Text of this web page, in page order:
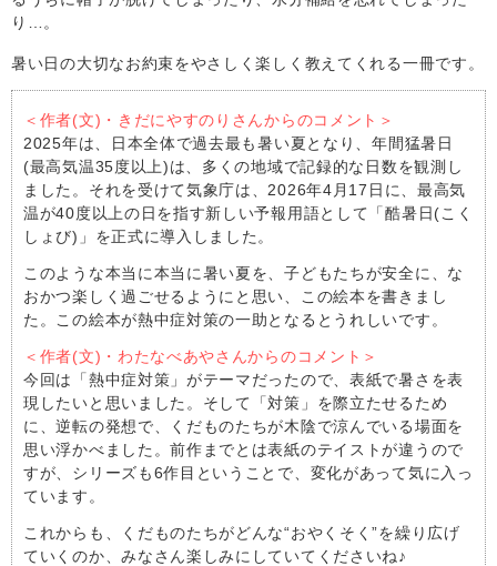
り…。
暑い日の大切なお約束をやさしく楽しく教えてくれる一冊です。
＜作者(文)・きだにやすのりさんからのコメント＞
2025年は、日本全体で過去最も暑い夏となり、年間猛暑日
(最高気温35度以上)は、多くの地域で記録的な日数を観測し
ました。それを受けて気象庁は、2026年4月17日に、最高気
温が40度以上の日を指す新しい予報用語として「酷暑日(こく
しょび)」を正式に導入しました。
このような本当に本当に暑い夏を、子どもたちが安全に、な
おかつ楽しく過ごせるようにと思い、この絵本を書きまし
た。この絵本が熱中症対策の一助となるとうれしいです。
＜作者(文)・わたなべあやさんからのコメント＞
今回は「熱中症対策」がテーマだったので、表紙で暑さを表
現したいと思いました。そして「対策」を際立たせるため
に、逆転の発想で、くだものたちが木陰で涼んでいる場面を
思い浮かべました。前作までとは表紙のテイストが違うので
すが、シリーズも6作目ということで、変化があって気に入っ
ています。
これからも、くだものたちがどんな“おやくそく”を繰り広げ
ていくのか、みなさん楽しみにしていてくださいね♪